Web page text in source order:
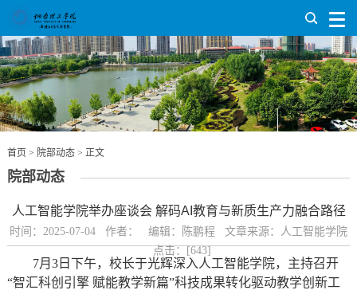
首页 > 院部动态 > 正文
院部动态
人工智能学院举办座谈会 解码AI教育与新质生产力融合路径
时间：2025-07-04 作者： 编辑：陈鹏程 文章来源：人工智能学院
点击：[643]
7月3日下午，校长于光辉深入人工智能学院，主持召开
“智汇科创引擎 赋能教学新篇”科技成果转化驱动教学创新工